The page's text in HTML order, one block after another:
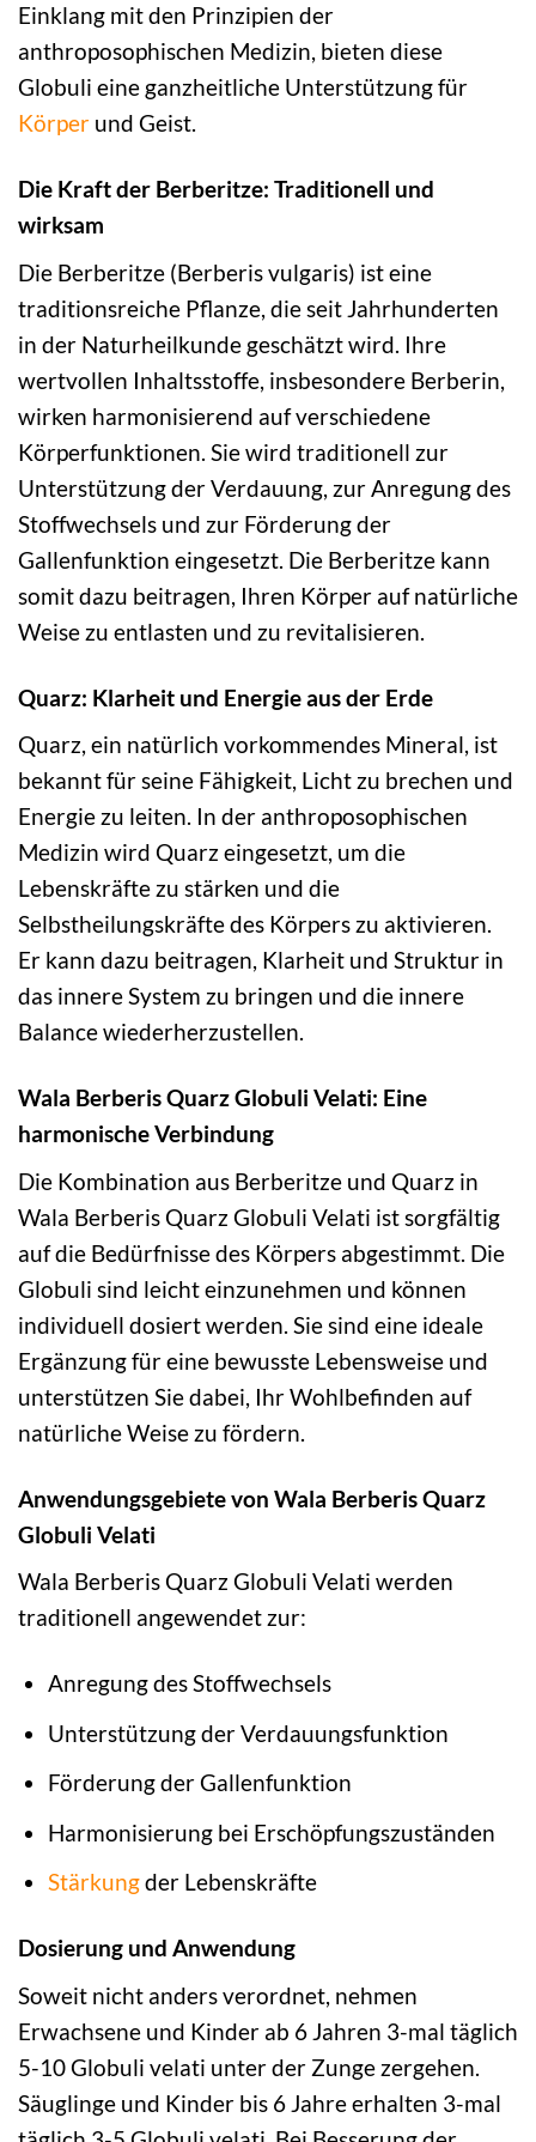
Einklang mit den Prinzipien der
anthroposophischen Medizin, bieten diese
Globuli eine ganzheitliche Unterstützung für
Körper und Geist.
Die Kraft der Berberitze: Traditionell und
wirksam
Die Berberitze (Berberis vulgaris) ist eine
traditionsreiche Pflanze, die seit Jahrhunderten
in der Naturheilkunde geschätzt wird. Ihre
wertvollen Inhaltsstoffe, insbesondere Berberin,
wirken harmonisierend auf verschiedene
Körperfunktionen. Sie wird traditionell zur
Unterstützung der Verdauung, zur Anregung des
Stoffwechsels und zur Förderung der
Gallenfunktion eingesetzt. Die Berberitze kann
somit dazu beitragen, Ihren Körper auf natürliche
Weise zu entlasten und zu revitalisieren.
Quarz: Klarheit und Energie aus der Erde
Quarz, ein natürlich vorkommendes Mineral, ist
bekannt für seine Fähigkeit, Licht zu brechen und
Energie zu leiten. In der anthroposophischen
Medizin wird Quarz eingesetzt, um die
Lebenskräfte zu stärken und die
Selbstheilungskräfte des Körpers zu aktivieren.
Er kann dazu beitragen, Klarheit und Struktur in
das innere System zu bringen und die innere
Balance wiederherzustellen.
Wala Berberis Quarz Globuli Velati: Eine
harmonische Verbindung
Die Kombination aus Berberitze und Quarz in
Wala Berberis Quarz Globuli Velati ist sorgfältig
auf die Bedürfnisse des Körpers abgestimmt. Die
Globuli sind leicht einzunehmen und können
individuell dosiert werden. Sie sind eine ideale
Ergänzung für eine bewusste Lebensweise und
unterstützen Sie dabei, Ihr Wohlbefinden auf
natürliche Weise zu fördern.
Anwendungsgebiete von Wala Berberis Quarz
Globuli Velati
Wala Berberis Quarz Globuli Velati werden
traditionell angewendet zur:
Anregung des Stoffwechsels
Unterstützung der Verdauungsfunktion
Förderung der Gallenfunktion
Harmonisierung bei Erschöpfungszuständen
Stärkungder Lebenskräfte
Dosierung und Anwendung
Soweit nicht anders verordnet, nehmen
Erwachsene und Kinder ab 6 Jahren 3-mal täglich
5-10 Globuli velati unter der Zunge zergehen.
Säuglinge und Kinder bis 6 Jahre erhalten 3-mal